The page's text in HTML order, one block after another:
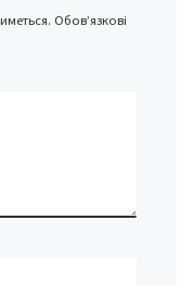
Обов’язкові